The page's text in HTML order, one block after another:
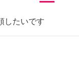
したいです